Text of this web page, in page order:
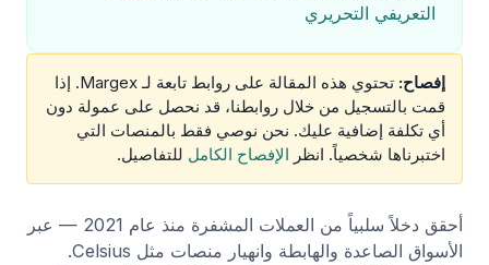
التعريفي التحريري
إفصاح:
تحتوي هذه المقالة على روابط تابعة لـ Margex. إذا
قمت بالتسجيل من خلال روابطنا، قد نحصل على عمولة دون
أي تكلفة إضافية عليك. نحن نوصي فقط بالمنصات التي
اختبرناها شخصياً. انظر الإفصاح الكامل للتفاصيل.
أحقق دخلاً سلبياً من العملات المشفرة منذ عام 2021 — عبر
الأسواق الصاعدة والهابطة وانهيار منصات مثل Celsius.